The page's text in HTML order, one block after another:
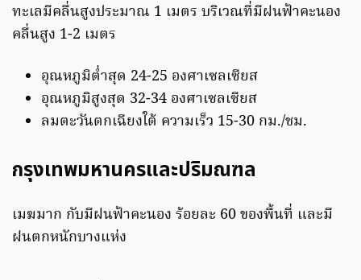
ทะเลมีคลื่นสูงประมาณ 1 เมตร บริเวณที่มีฝนฟ้าคะนอง
คลื่นสูง 1-2 เมตร
อุณหภูมิต่ำสุด 24-25 องศาเซลเซียส
อุณหภูมิสูงสุด 32-34 องศาเซลเซียส
ลมตะวันตกเฉียงใต้ ความเร็ว 15-30 กม./ชม.
กรุงเทพมหานครและปริมณฑล
เมฆมาก กับมีฝนฟ้าคะนอง ร้อยละ 60 ของพื้นที่ และมี
ฝนตกหนักบางแห่ง